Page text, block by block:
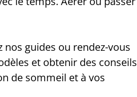
guides ou rendez-vous
et obtenir des conseils
de sommeil et à vos